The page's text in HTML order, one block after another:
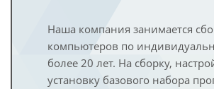
Наша компания занимается
компьютеров по
более 20 лет. На сборку,
установку базового набора